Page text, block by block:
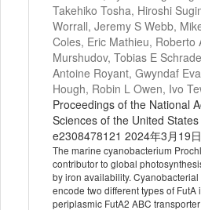
Takehiko Tosha, Hiroshi
Worrall, Jeremy S Webb,
Coles, Eric Mathieu, Roberto
Murshudov, Tobias E
Antoine Royant, Gwyndaf
Hough, Robin L Owen, Ivo
Proceedings of the National
Sciences of the United
e2308478121 2024年3月19日
The marine cyanobacterium
contributor to global
by iron availability.
encode two different types of
periplasmic FutA2 ABC